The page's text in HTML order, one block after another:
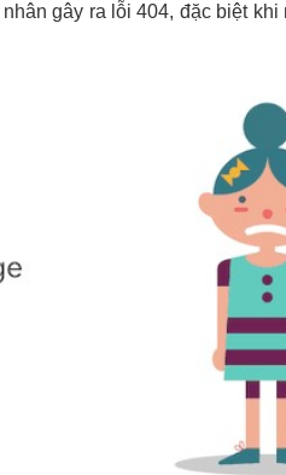
gây ra lỗi 404, đặc biệt